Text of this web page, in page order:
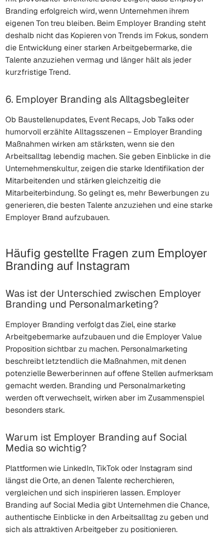
Branding erfolgreich wird, wenn Unternehmen ihrem
eigenen Ton treu bleiben. Beim Employer Branding steht
deshalb nicht das Kopieren von Trends im Fokus, sondern
die Entwicklung einer starken Arbeitgebermarke, die
Talente anzuziehen vermag und länger hält als jeder
kurzfristige Trend.
6. Employer Branding als Alltagsbegleiter
Ob Baustellenupdates, Event Recaps, Job Talks oder
humorvoll erzählte Alltagsszenen – Employer Branding
Maßnahmen wirken am stärksten, wenn sie den
Arbeitsalltag lebendig machen. Sie geben Einblicke in die
Unternehmenskultur, zeigen die starke Identifikation der
Mitarbeitenden und stärken gleichzeitig die
Mitarbeiterbindung. So gelingt es, mehr Bewerbungen zu
generieren, die besten Talente anzuziehen und eine starke
Employer Brand aufzubauen.
Häufig gestellte Fragen zum Employer
Branding auf Instagram
Was ist der Unterschied zwischen Employer
Branding und Personalmarketing?
Employer Branding verfolgt das Ziel, eine starke
Arbeitgebermarke aufzubauen und die Employer Value
Proposition sichtbar zu machen. Personalmarketing
beschreibt letztendlich die Maßnahmen, mit denen
potenzielle Bewerberinnen auf offene Stellen aufmerksam
gemacht werden. Branding und Personalmarketing
werden oft verwechselt, wirken aber im Zusammenspiel
besonders stark.
Warum ist Employer Branding auf Social
Media so wichtig?
Plattformen wie LinkedIn, TikTok oder Instagram sind
längst die Orte, an denen Talente recherchieren,
vergleichen und sich inspirieren lassen. Employer
Branding auf Social Media gibt Unternehmen die Chance,
authentische Einblicke in den Arbeitsalltag zu geben und
sich als attraktiven Arbeitgeber zu positionieren.